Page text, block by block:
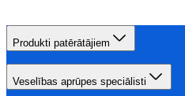
Produkti patērātājiem
Veselības aprūpes speciālisti